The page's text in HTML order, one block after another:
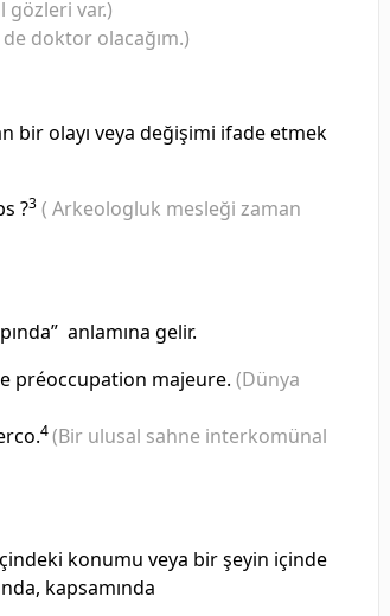
gözleri var.)
doktor olacağım.)
bir olayı veya değişimi ifade etmek
?3 ( Arkeologluk mesleği̇ zaman
anlamına gelir.
préoccupation majeure. (Dünya
4(Bir ulusal sahne interkomünal
konumu veya bir şeyin içinde
kapsamında